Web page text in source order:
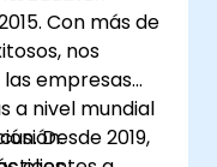
Con más de
nos
empresas
a nivel mundial
Desde 2019,